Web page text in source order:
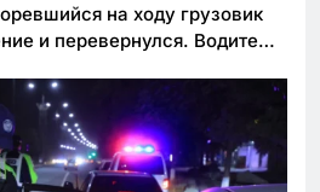
на ходу грузовик
и перевернулся. Водитель